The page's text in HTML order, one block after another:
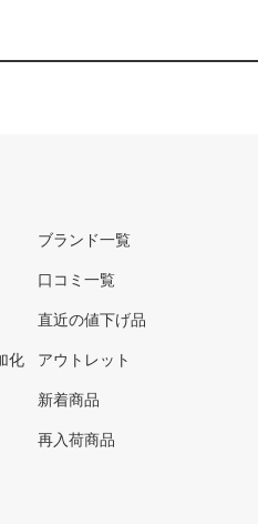
化
ブランド一覧
口コミ一覧
直近の値下げ品
アウトレット
新着商品
再入荷商品